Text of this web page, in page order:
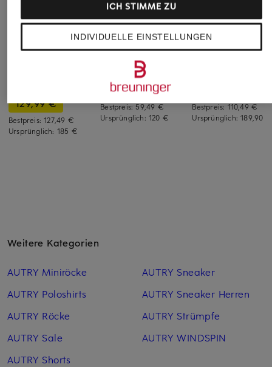
AUTRY
129,99 €
Bestpreis:127,49 €
Ursprünglich: 185 €
new balance
Sneaker 471
69,99 €
Bestpreis:59,49 €
Ursprünglich: 120 €
LLOYD
Bestpreis:110,49 €
Ursprünglich:189,90 €
Weitere Kategorien
AUTRY Miniröcke
AUTRY Poloshirts
AUTRY Röcke
AUTRY Sale
AUTRY Shorts
AUTRY Sneaker
AUTRY Sneaker Herren
AUTRY Strümpfe
AUTRY WINDSPIN
INDIVIDUELLE EINSTELLUNGEN
ICH STIMME ZU